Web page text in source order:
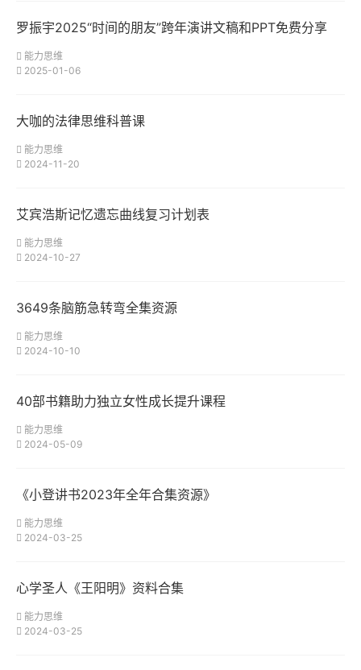
罗振宇2025“时间的朋友”跨年演讲文稿和PPT免费分享
能力思维
2025-01-06
大咖的法律思维科普课
能力思维
2024-11-20
艾宾浩斯记忆遗忘曲线复习计划表
能力思维
2024-10-27
3649条脑筋急转弯全集资源
能力思维
2024-10-10
40部书籍助力独立女性成长提升课程
能力思维
2024-05-09
《小登讲书2023年全年合集资源》
能力思维
2024-03-25
心学圣人《王阳明》资料合集
能力思维
2024-03-25